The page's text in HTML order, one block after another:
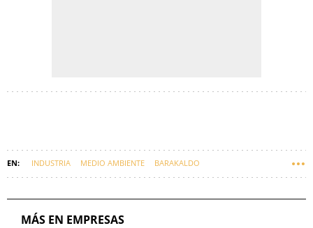
INDUSTRIA MEDIO AMBIENTE BARAKALDO
MÁS EN EMPRESAS